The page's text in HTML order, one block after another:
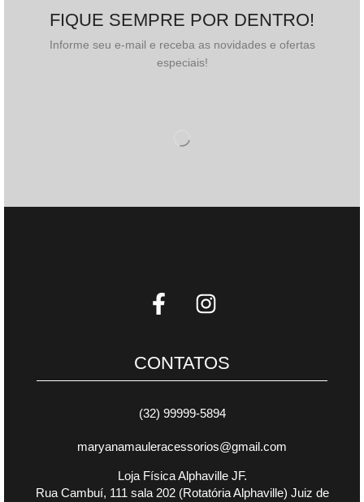
FIQUE SEMPRE POR DENTRO!
Informe seu e-mail e receba as novidades e ofertas
especiais!
CONTATOS
(32) 99999-5894
maryanamauleracessorios@gmail.com
Loja Física Alphaville JF.
Rua Cambuí, 111 sala 202 (Rotatória Alphaville) Juiz de